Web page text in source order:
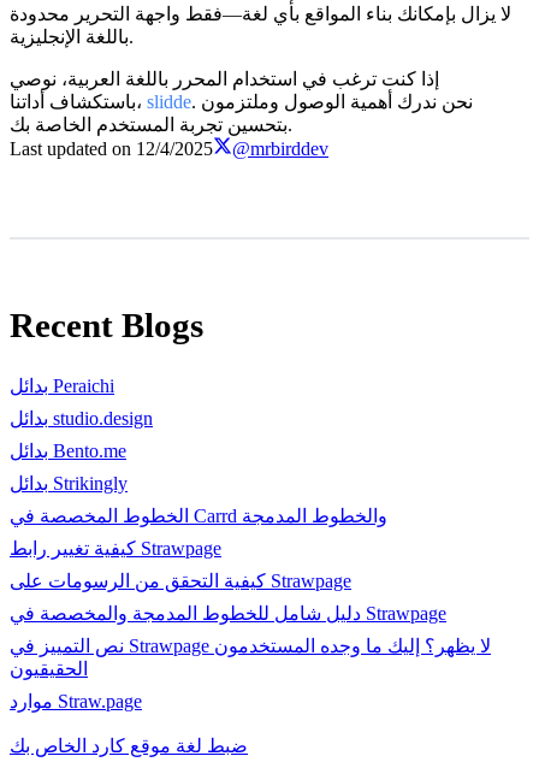
لا يزال بإمكانك بناء المواقع بأي لغة—فقط واجهة التحرير محدودة
باللغة الإنجليزية.
إذا كنت ترغب في استخدام المحرر باللغة العربية، نوصي
باستكشاف أداتنا، slidde. نحن ندرك أهمية الوصول وملتزمون
بتحسين تجربة المستخدم الخاصة بك.
Last updated on 12/4/2025 @mrbirddev
Recent Blogs
بدائل Peraichi
بدائل studio.design
بدائل Bento.me
بدائل Strikingly
الخطوط المخصصة في Carrd والخطوط المدمجة
كيفية تغيير رابط Strawpage
كيفية التحقق من الرسومات على Strawpage
دليل شامل للخطوط المدمجة والمخصصة في Strawpage
نص التمييز في Strawpage لا يظهر؟ إليك ما وجده المستخدمون
الحقيقيون
موارد Straw.page
ضبط لغة موقع كارد الخاص بك